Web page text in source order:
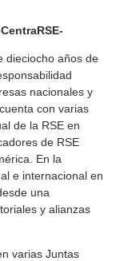
dieciocho años de
nacionales y
con varias
de la RSE en
de RSE
En la
e internacional en
una
y alianzas
varias Juntas